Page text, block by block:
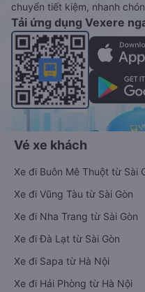
chuyển tiết kiệm, nhanh
Tải ứng dụng Vexere
Vé xe khách
Xe đi Buôn Mê Thuột từ Sài
Xe đi Vũng Tàu từ Sài Gòn
Xe đi Nha Trang từ Sài Gòn
Xe đi Đà Lạt từ Sài Gòn
Xe đi Sapa từ Hà Nội
Xe đi Hải Phòng từ Hà Nội